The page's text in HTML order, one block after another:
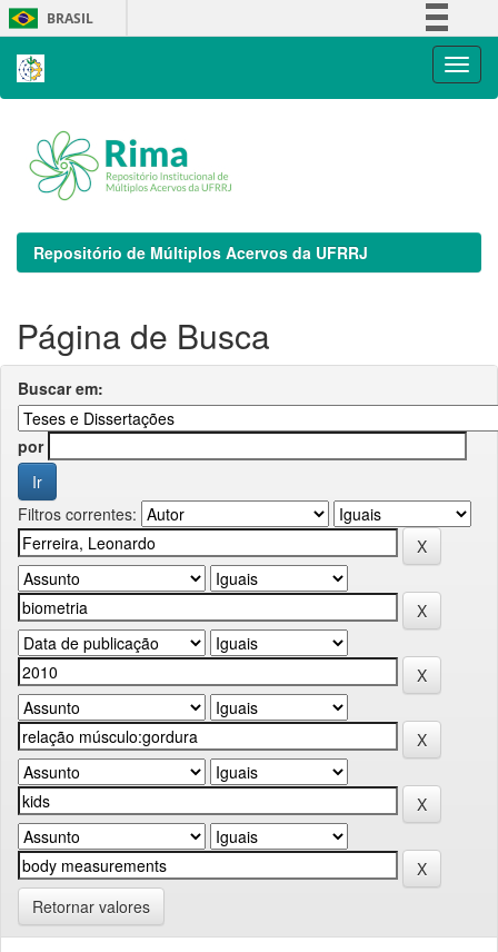
Skip
navigation
BRASIL
Repositório de Múltiplos Acervos da UFRRJ
Página de Busca
Buscar em:
por
Filtros correntes:
Retornar valores